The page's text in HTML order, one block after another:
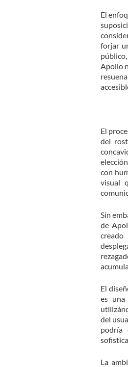
El
forjar
Apollo
El
del
con
visual
Sin
de
creado
El
es una
del
podría
La